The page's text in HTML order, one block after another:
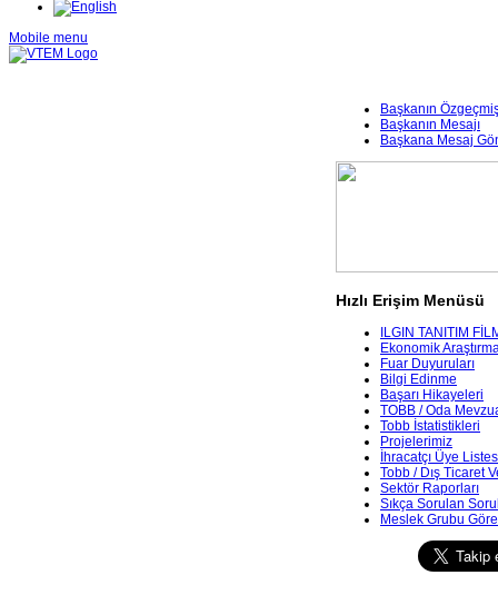
Mobile menu
Başkanın
Başkanın Mesajı
Başkana Mesaj
Hızlı Erişim Menüsü
ILGIN TANITIM
Ekonomik
Fuar Duyuruları
Bilgi Edinme
Başarı Hikayeleri
TOBB / Oda
Tobb İstatistikleri
Projelerimiz
İhracatçı Üye
Tobb / Dış Ticaret
Sektör Raporları
Sıkça Sorulan
Meslek Grubu